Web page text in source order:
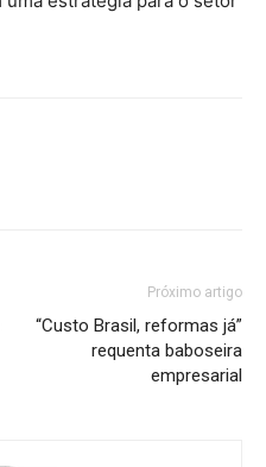
Próximo artigo
“Custo Brasil, reformas já”
requenta baboseira
empresarial